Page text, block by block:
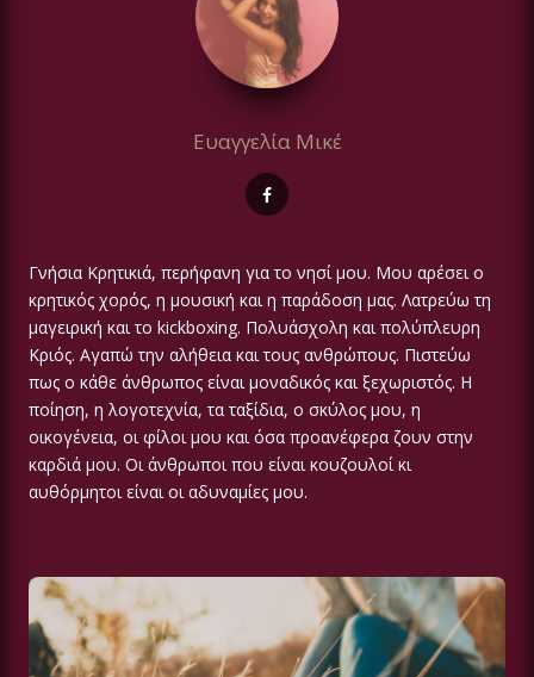
Ευαγγελία Μικέ
Γνήσια Κρητικιά, περήφανη για το νησί μου. Μου αρέσει ο
κρητικός χορός, η μουσική και η παράδοση μας. Λατρεύω τη
μαγειρική και το kickboxing. Πολυάσχολη και πολύπλευρη
Κριός. Αγαπώ την αλήθεια και τους ανθρώπους. Πιστεύω
πως ο κάθε άνθρωπος είναι μοναδικός και ξεχωριστός. Η
ποίηση, η λογοτεχνία, τα ταξίδια, ο σκύλος μου, η
οικογένεια, οι φίλοι μου και όσα προανέφερα ζουν στην
καρδιά μου. Οι άνθρωποι που είναι κουζουλοί κι
αυθόρμητοι είναι οι αδυναμίες μου.